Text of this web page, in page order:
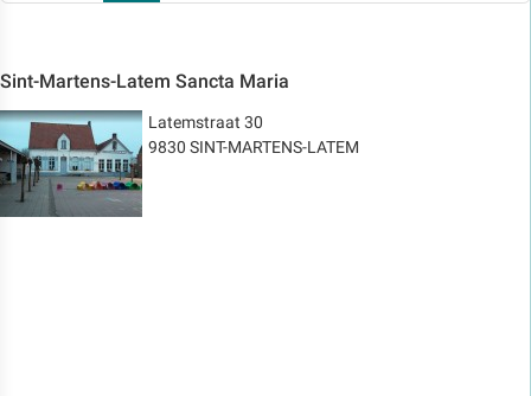
Sint-Martens-Latem Sancta Maria
Latemstraat 30
9830 SINT-MARTENS-LATEM